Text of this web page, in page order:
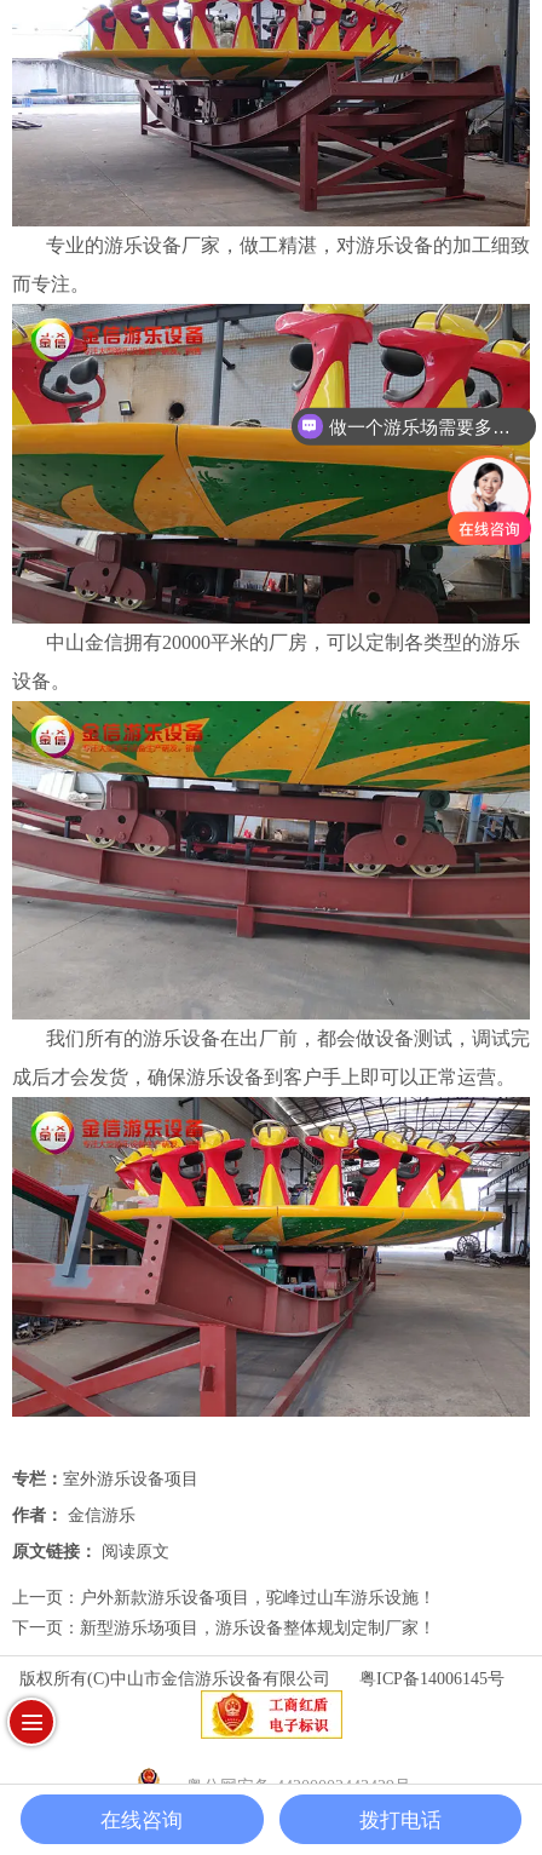
专业的游乐设备厂家，做工精湛，对游乐设备的加工细致
而专注。
中山金信拥有20000平米的厂房，可以定制各类型的游乐
设备。
我们所有的游乐设备在出厂前，都会做设备测试，调试完
成后才会发货，确保游乐设备到客户手上即可以正常运营。
专栏： 室外游乐设备项目
作者： 金信游乐
原文链接：
阅读原文
上一页： 户外新款游乐设备项目，驼峰过山车游乐设施！
下一页： 新型游乐场项目，游乐设备整体规划定制厂家！
版权所有(C)中山市金信游乐设备有限公司 粤ICP备14006145号
粤公网安备 44200002443429号
首页 电话 留言 地图
在线咨询 拨打电话